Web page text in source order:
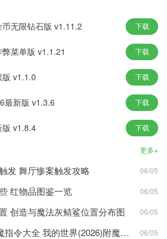
家可以控制“磁蘑菇+破坏蘑菇”清除战场
制：在夜间模式下，阳光的增益减少。当
使玩家动态调整他们的防御阵型。避免破
主题关卡的混合密码，如“游泳池关卡需
操作的时刻，它突破土壤，增强身临其境
无限钻石版 v1.11.2 下载
菜单版 v1.1.21 下载
v1.1.0 下载
最新版 v1.3.6 下载
版 v1.8.4 下载
更多+
发 舞厅惨案触发攻略 06/05
红物品图鉴一览 06/05
创造与魔法灰鲭鲨位置分布图 06/05
我的世界(自定义)附魔指令大全 我的世界(2026)附魔指令代码大全 06/05